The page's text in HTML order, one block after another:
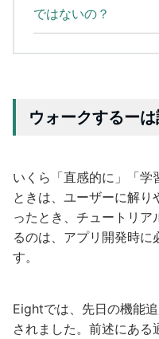
ではないの？
ウォークするー
いくら「直感的に」「学
ときは、ユーザーに解
ったとき、チュートリア
るのは、アプリ開発時
す。
Eightでは、先日の機能
されました。前述にある